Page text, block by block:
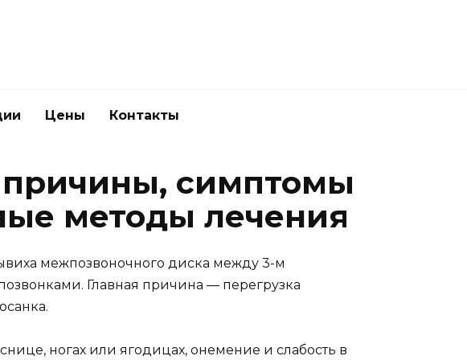
Цены Контакты
причины, симптомы
методы лечения
межпозвоночного диска между 3-м
Главная причина — перегрузка
ногах или ягодицах, онемение и слабость в